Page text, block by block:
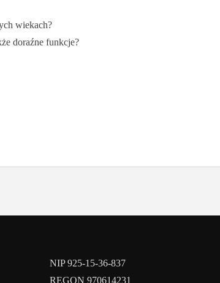
wiekach?
doraźne funkcje?
NIP 925-15-36-837
REGON 970614231